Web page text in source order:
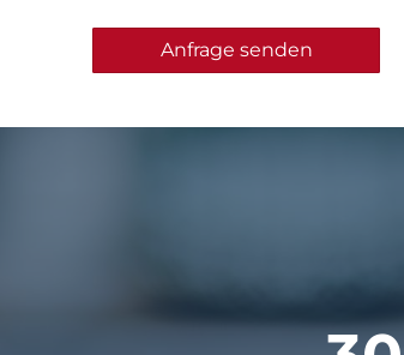
Anfrage senden